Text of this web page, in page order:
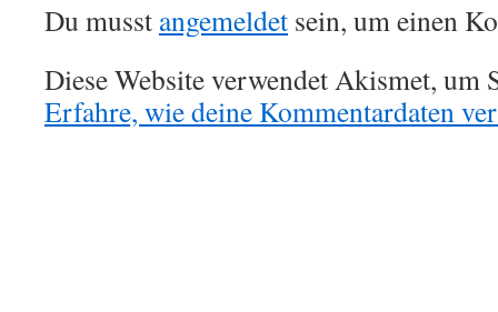
Du musst angemeldet sein, um einen
Diese Website verwendet Akismet, um
Erfahre, wie deine Kommentardaten